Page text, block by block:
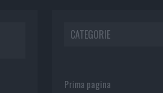
CATEGORIE
Prima pagina